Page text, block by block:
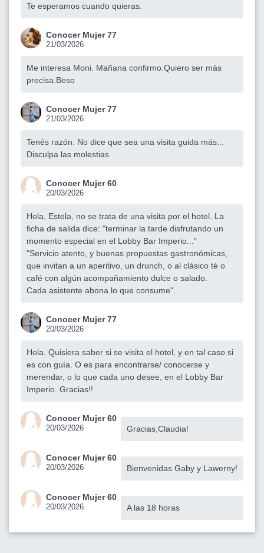
Te esperamos cuando quieras.
Conocer Mujer 77
21/03/2026
Me interesa Moni. Mañana confirmo.Quiero ser más
precisa.Beso
Conocer Mujer 77
21/03/2026
Tenés razón. No dice que sea una visita guida más...
Disculpa las molestias
Conocer Mujer 60
20/03/2026
Hola, Estela, no se trata de una visita por el hotel. La
ficha de salida dice: "terminar la tarde disfrutando un
momento especial en el Lobby Bar Imperio..."
"Servicio atento, y buenas propuestas gastronómicas,
que invitan a un aperitivo, un drunch, o al clásico té o
café con algún acompañamiento dulce o salado.
Cada asistente abona lo que consume".
Conocer Mujer 77
20/03/2026
Hola. Quisiera saber si se visita el hotel, y en tal caso si
es con guía. O es para encontrarse/ conocerse y
merendar, o lo que cada uno desee, en el Lobby Bar
Imperio. Gracias!!
Conocer Mujer 60
20/03/2026 Gracias,Claudia!
Conocer Mujer 60
20/03/2026 Bienvenidas Gaby y Lawerny!
Conocer Mujer 60
20/03/2026 A las 18 horas